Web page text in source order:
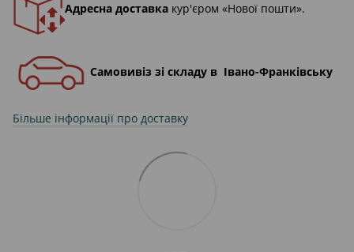
Адресна доставка кур'єром «Нової пошти».
Самовивіз зі складу в Івано-Франківську
Більше інформації про доставку